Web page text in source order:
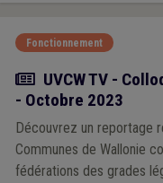
Fonctionnement
Actualité
UVCW TV -
- Octobre 2023
Découvrez un reportage
Communes de Wallonie
fédérations des grades